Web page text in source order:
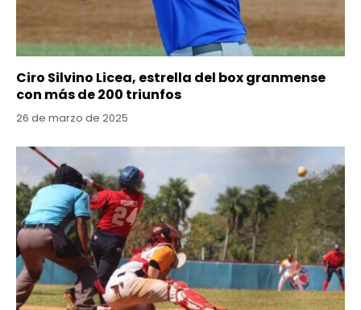
Ciro Silvino Licea, estrella del box granmense
con más de 200 triunfos
26 de marzo de 2025